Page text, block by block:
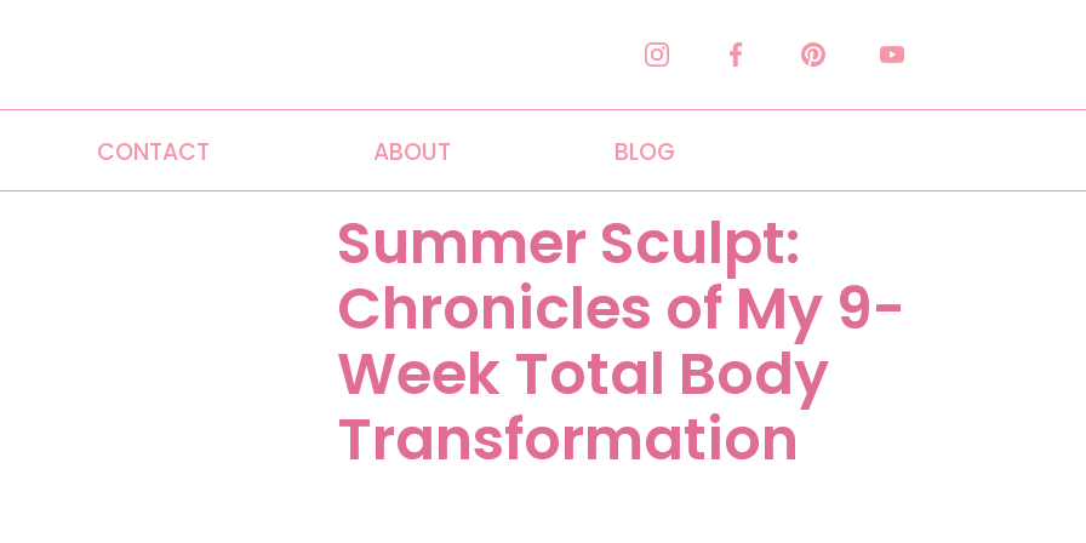
CONTACT ABOUT BLOG
Summer Sculpt:
Chronicles of My 9-
Week Total Body
Transformation